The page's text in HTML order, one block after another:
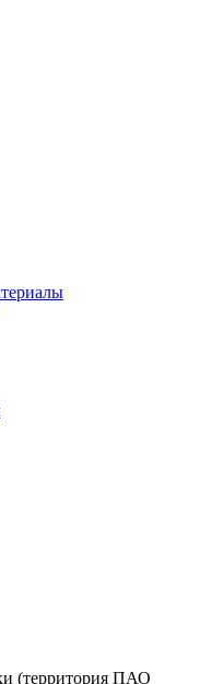
(территория ПАО